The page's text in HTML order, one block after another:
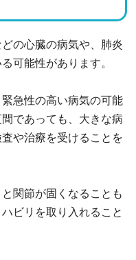
の心臓の病気や、肺炎
可能性があります。
急性の高い病気の可能
であっても、大きな病
や治療を受けることを
関節が固くなることも
ビリを取り入れること